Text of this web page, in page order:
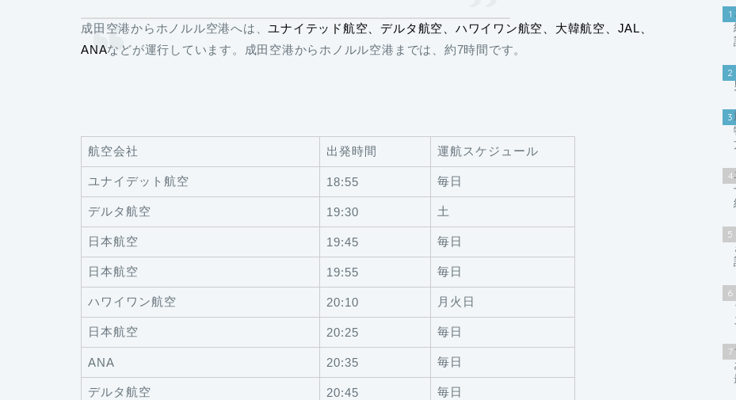
成田空港からホノルル空港へは、ユナイテッド航空、デルタ航空、ハワイワン航空、大韓航空、JAL、
ANAなどが運行しています。成田空港からホノルル空港までは、約7時間です。
航空会社 出発時間 運航スケジュール
ユナイデット航空 18:55 毎日
デルタ航空 19:30 土
日本航空 19:45 毎日
日本航空 19:55 毎日
ハワイワン航空 20:10 月火日
日本航空 20:25 毎日
ANA 20:35 毎日
デルタ航空 20:45 毎日
1
2
3
4
5
6
7